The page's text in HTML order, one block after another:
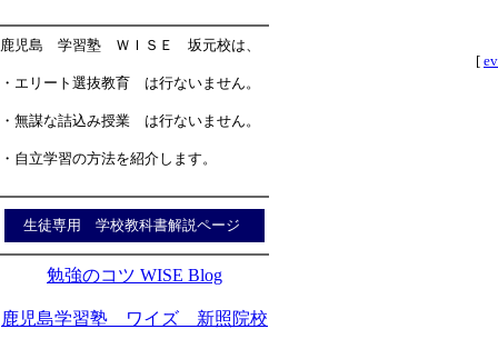
鹿児島 学習塾 ＷＩＳＥ 坂元校は、
・エリート選抜教育 は行ないません。
・無謀な詰込み授業 は行ないません。
・自立学習の方法を紹介します。
生徒専用 学校教科書解説ページ
勉強のコツ WISE Blog
鹿児島学習塾 ワイズ 新照院校
[